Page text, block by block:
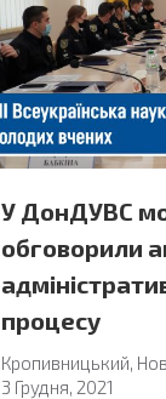
У ДонДУВС
обговорили
процесу
Кропивницький
3 Грудня, 2021